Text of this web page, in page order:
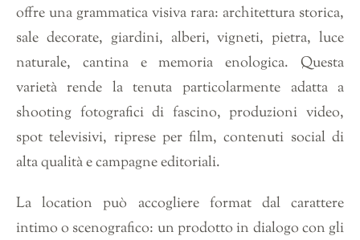
offre una grammatica visiva rara: architettura storica,
sale decorate, giardini, alberi, vigneti, pietra, luce
naturale, cantina e memoria enologica. Questa
varietà rende la tenuta particolarmente adatta a
shooting fotografici di fascino, produzioni video,
spot televisivi, riprese per film, contenuti social di
alta qualità e campagne editoriali.
La location può accogliere format dal carattere
intimo o scenografico: un prodotto in dialogo con gli